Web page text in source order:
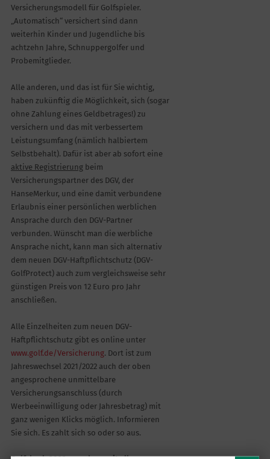
Versicherungsmodell für Golfspieler.
„Automatisch“ versichert sind dann
weiterhin Kinder und Jugendliche bis
achtzehn Jahre, Schnuppergolfer und
Probemitglieder.
Alle anderen, und das ist für Sie wichtig,
haben zukünftig die Möglichkeit, sich (sogar
ohne Zahlung eines Geldbetrages!) zu
versichern und das mit verbessertem
Leistungsumfang (nämlich halbiertem
Selbstbehalt). Dafür ist aber ab sofort eine
aktive Registrierungbeim
Versicherungspartner des DGV, der
HanseMerkur, und eine damit verbundene
Erlaubnis einer persönlichen werblichen
Ansprache durch den DGV-Partner
verbunden. Wünscht man die werbliche
Ansprache nicht, kann man sich alternativ
dem neuen DGV-Haftpflichtschutz (DGV-
GolfProtect) auch zum vergleichsweise sehr
günstigen Preis von 12 Euro pro Jahr
anschließen.
Alle Einzelheiten zum neuen DGV-
Haftpflichtschutz gibt es online unter
www.golf.de/Versicherung. Dort ist zum
Jahreswechsel 2021/2022 auch der oben
angesprochene unmittelbare
Versicherungsanschluss (durch
Werbeeinwilligung oder Jahresbetrag) mit
ganz wenigen Klicks möglich. Informieren
Sie sich. Es zahlt sich so oder so aus.